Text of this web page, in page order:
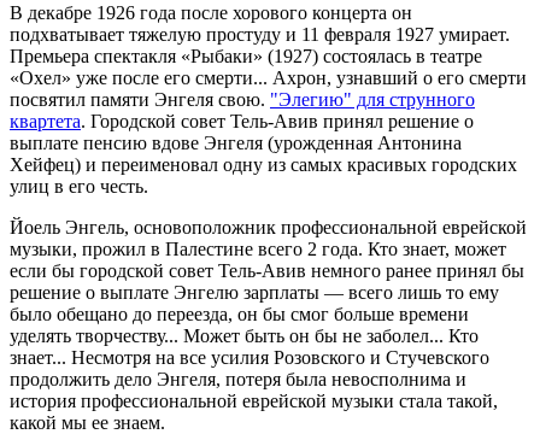
В декабре 1926 года после хорового концерта он
подхватывает тяжелую простуду и 11 февраля 1927 умирает.
Премьера спектакля «Рыбаки» (1927) состоялась в театре
«Охел» уже после его смерти... Ахрон, узнавший о его смерти
посвятил памяти Энгеля свою. "Элегию" для струнного
квартета. Городской совет Тель-Авив принял решение о
выплате пенсию вдове Энгеля (урожденная Антонина
Хейфец) и переименовал одну из самых красивых городских
улиц в его честь.
Йоель Энгель, основоположник профессиональной еврейской
музыки, прожил в Палестине всего 2 года. Кто знает, может
если бы городской совет Тель-Авив немного ранее принял бы
решение о выплате Энгелю зарплаты — всего лишь то ему
было обещано до переезда, он бы смог больше времени
уделять творчеству... Может быть он бы не заболел... Кто
знает... Несмотря на все усилия Розовского и Стучевского
продолжить дело Энгеля, потеря была невосполнима и
история профессиональной еврейской музыки стала такой,
какой мы ее знаем.